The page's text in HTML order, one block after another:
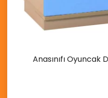
Anasınıfı Oyuncak